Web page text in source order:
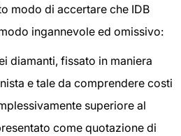
modo di accertare che IDB
ingannevole ed omissivo:
diamanti, fissato in maniera
e tale da comprendere costi
superiore al
come quotazione di